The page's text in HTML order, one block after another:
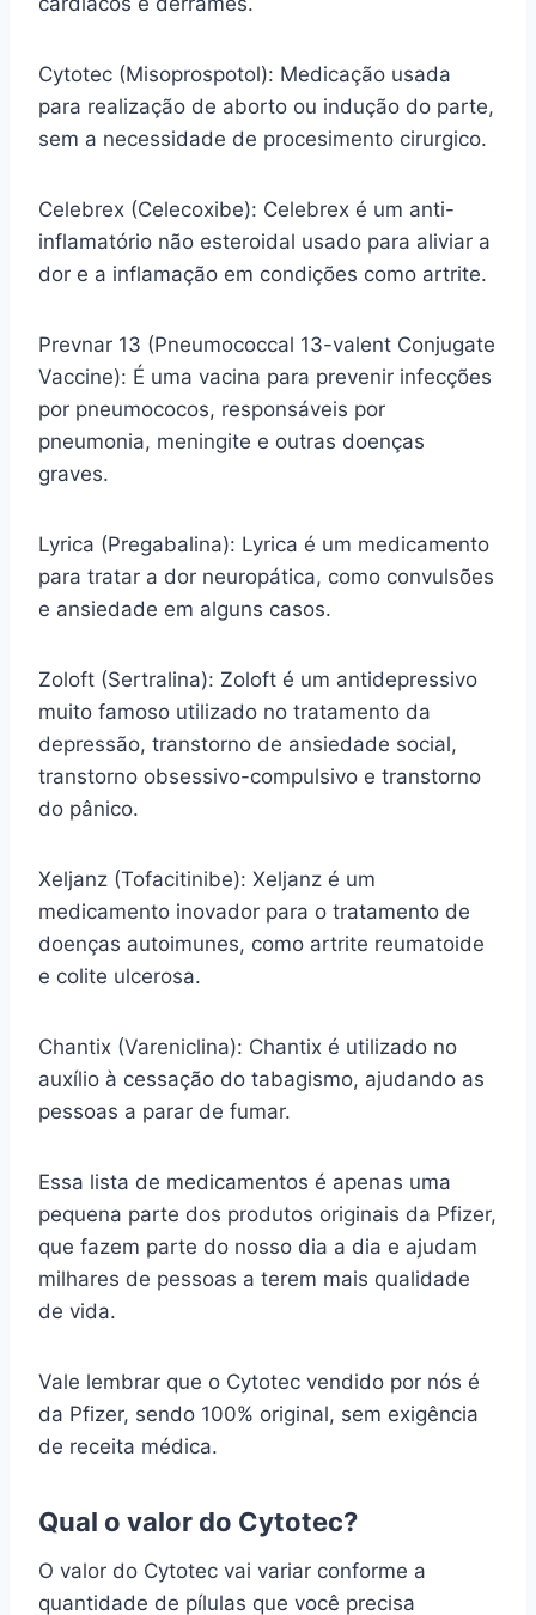
Cytotec (Misoprospotol): Medicação usada
para realização de aborto ou indução do parte,
sem a necessidade de procesimento cirurgico.
Celebrex (Celecoxibe): Celebrex é um anti-
inflamatório não esteroidal usado para aliviar a
dor e a inflamação em condições como artrite.
Prevnar 13 (Pneumococcal 13-valent Conjugate
Vaccine): É uma vacina para prevenir infecções
por pneumococos, responsáveis por
pneumonia, meningite e outras doenças
graves.
Lyrica (Pregabalina): Lyrica é um medicamento
para tratar a dor neuropática, como convulsões
e ansiedade em alguns casos.
Zoloft (Sertralina): Zoloft é um antidepressivo
muito famoso utilizado no tratamento da
depressão, transtorno de ansiedade social,
transtorno obsessivo-compulsivo e transtorno
do pânico.
Xeljanz (Tofacitinibe): Xeljanz é um
medicamento inovador para o tratamento de
doenças autoimunes, como artrite reumatoide
e colite ulcerosa.
Chantix (Vareniclina): Chantix é utilizado no
auxílio à cessação do tabagismo, ajudando as
pessoas a parar de fumar.
Essa lista de medicamentos é apenas uma
pequena parte dos produtos originais da Pfizer,
que fazem parte do nosso dia a dia e ajudam
milhares de pessoas a terem mais qualidade
de vida.
Vale lembrar que o Cytotec vendido por nós é
da Pfizer, sendo 100% original, sem exigência
de receita médica.
Qual o valor do Cytotec?
O valor do Cytotec vai variar conforme a
quantidade de pílulas que você precisa